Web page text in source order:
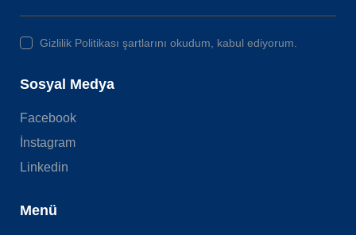
Gizlilik Politikası şartlarını okudum, kabul ediyorum.
Sosyal Medya
Facebook
İnstagram
Linkedin
Menü